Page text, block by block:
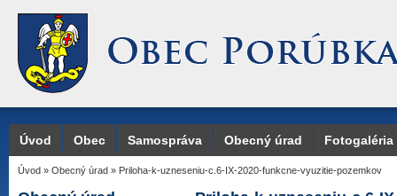
Úvod Obec Samospráva Obecný úrad Fotogaléria
Úvod » Obecný úrad » Priloha-k-uzneseniu-c.6-IX-2020-funkcne-vyuzitie-pozemkov